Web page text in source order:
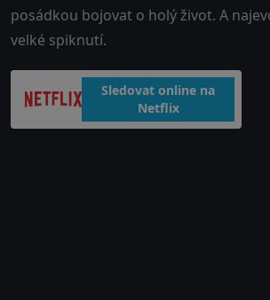
posádkou bojovat o holý život. A
velké spiknutí.
Sledovat online na
Netflix